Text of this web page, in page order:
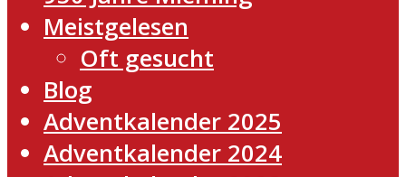
Meistgelesen
Oft gesucht
Blog
Adventkalender 2025
Adventkalender 2024